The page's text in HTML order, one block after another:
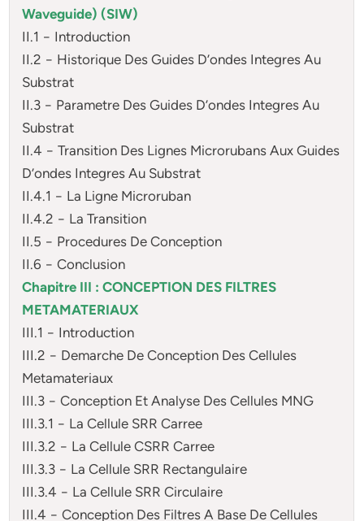
Waveguide) (SIW)
II.1 − Introduction
II.2 − Historique Des Guides D’ondes Integres Au
Substrat
II.3 − Parametre Des Guides D’ondes Integres Au
Substrat
II.4 − Transition Des Lignes Microrubans Aux Guides
D’ondes Integres Au Substrat
II.4.1 − La Ligne Microruban
II.4.2 − La Transition
II.5 − Procedures De Conception
II.6 − Conclusion
Chapitre III : CONCEPTION DES FILTRES
METAMATERIAUX
III.1 − Introduction
III.2 − Demarche De Conception Des Cellules
Metamateriaux
III.3 − Conception Et Analyse Des Cellules MNG
III.3.1 − La Cellule SRR Carree
III.3.2 − La Cellule CSRR Carree
III.3.3 − La Cellule SRR Rectangulaire
III.3.4 − La Cellule SRR Circulaire
III.4 − Conception Des Filtres A Base De Cellules